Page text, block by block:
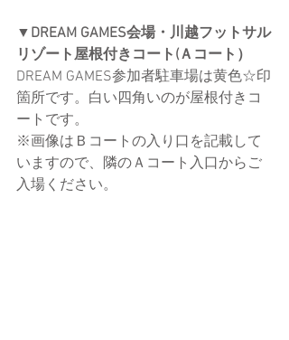
▼DREAM GAMES会場・川越フットサル
リゾート屋根付きコート(Ａコート）
DREAM GAMES参加者駐車場は黄色☆印
箇所です。白い四角いのが屋根付きコ
ートです。
※画像はＢコートの入り口を記載して
いますので、隣のＡコート入口からご
入場ください。